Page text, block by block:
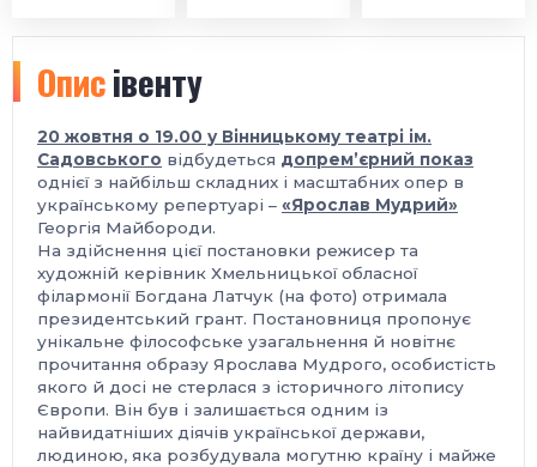
Описівенту
20 жовтня о 19.00 у Вінницькому театрі ім.
Садовського відбудеться допрем’єрний показ
однієї з найбільш складних і масштабних опер в
українському репертуарі – «Ярослав Мудрий»
Георгія Майбороди.
На здійснення цієї постановки режисер та
художній керівник Хмельницької обласної
філармонії Богдана Латчук (на фото) отримала
президентський грант. Постановниця пропонує
унікальне філософське узагальнення й новітнє
прочитання образу Ярослава Мудрого, особистість
якого й досі не стерлася з історичного літопису
Європи. Він був і залишається одним із
найвидатніших діячів української держави,
людиною, яка розбудувала могутню країну і майже